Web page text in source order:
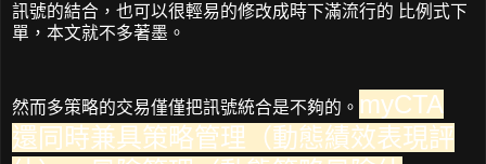
訊號的結合，也可以很輕易的修改成時下滿流行的 比例式下
單，本文就不多著墨。
然而多策略的交易僅僅把訊號統合是不夠的。 myCTA
還同時兼具策略管理（動態績效表現評